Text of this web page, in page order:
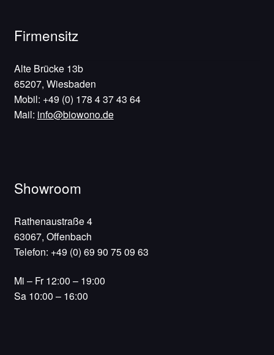
Firmensitz
Alte Brücke 13b
65207, Wiesbaden
Mobil: +49 (0) 178 4 37 43 64
Mail: info@biowono.de
Showroom
Rathenaustraße 4
63067, Offenbach
Telefon: +49 (0) 69 90 75 09 63
Mi – Fr 12:00 – 19:00
Sa 10:00 – 16:00